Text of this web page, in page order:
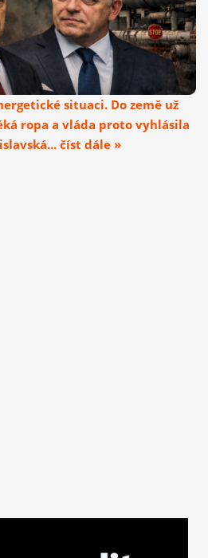
situaci. Do země už
ropa a vláda proto vyhlásila
číst dále »